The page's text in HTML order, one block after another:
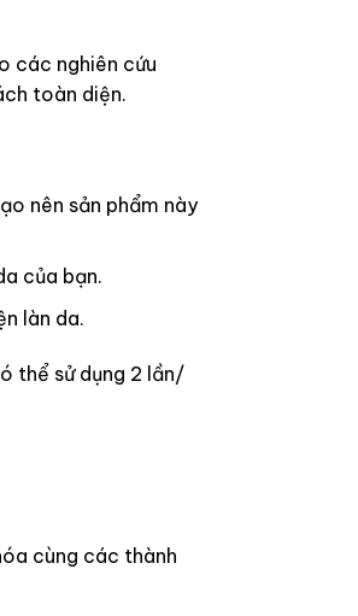
các nghiên cứu
toàn diện.
nên sản phẩm này
của bạn.
làn da.
thể sử dụng 2 lần/
cùng các thành